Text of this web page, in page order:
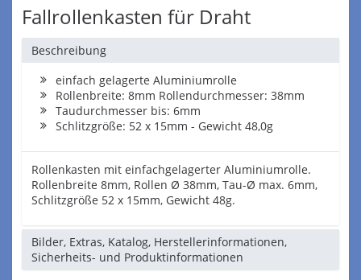
Fallrollenkasten für Draht
Beschreibung
einfach gelagerte Aluminiumrolle
Rollenbreite: 8mm Rollendurchmesser: 38mm
Taudurchmesser bis: 6mm
Schlitzgröße: 52 x 15mm - Gewicht 48,0g
Rollenkasten mit einfachgelagerter Aluminiumrolle.
Rollenbreite 8mm, Rollen Ø 38mm, Tau-Ø max. 6mm,
Schlitzgröße 52 x 15mm, Gewicht 48g.
Bilder, Extras, Katalog, Herstellerinformationen,
Sicherheits- und Produktinformationen